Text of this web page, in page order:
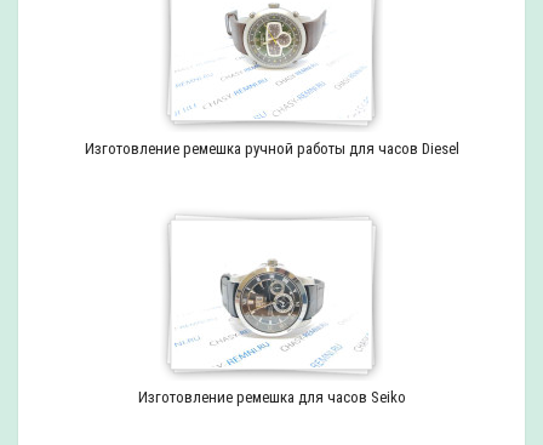
Изготовление ремешка ручной работы для часов Diesel
Изготовление ремешка для часов Seiko